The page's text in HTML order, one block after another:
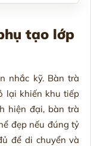
tạo lớp
nhắc kỹ. Bàn trà
lại khiến khu tiếp
hiện đại, bàn trà
đẹp nếu đúng tỷ
để di chuyển và